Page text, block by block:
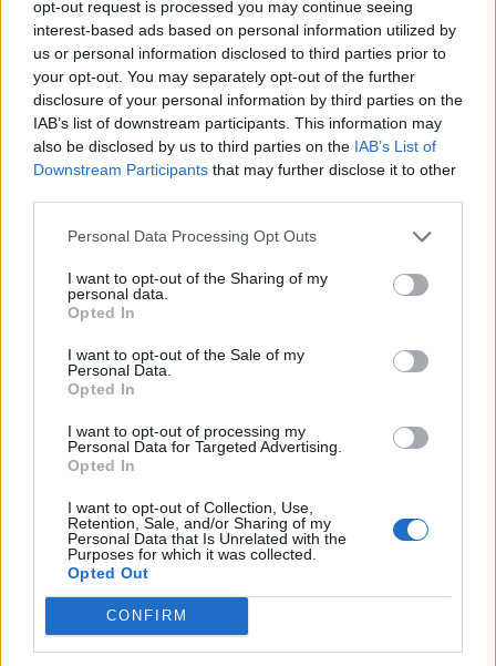
opt-out request is processed you may continue seeing
interest-based ads based on personal information utilized by
us or personal information disclosed to third parties prior to
your opt-out. You may separately opt-out of the further
disclosure of your personal information by third parties on the
IAB’s list of downstream participants. This information may
also be disclosed by us to third parties on the IAB’s List of
Downstream Participants that may further disclose it to other
Personal Data Processing Opt Outs
I want to opt-out of the Sharing of my
personal data.
Opted In
I want to opt-out of the Sale of my
Personal Data.
Opted In
I want to opt-out of processing my
Personal Data for Targeted Advertising.
Opted In
I want to opt-out of Collection, Use,
Retention, Sale, and/or Sharing of my
Personal Data that Is Unrelated with the
Purposes for which it was collected.
Opted Out
CONFIRM
ΓΕΎΣΗ - ΨΥΧΑΓΩΓΊΑ
Συνταγή: Ξεροτήγανα, το αγαπημένο
γλυκό της Κρήτης
7 Αυγούστου 2026 13:11
ΚΡΗΤΗ • ΜΑΤΙΕΣ ΣΤΟ ΠΑΡΕΛΘΟΝ
43 χρόνια από τη μέρα που ο
Παπαδόσηφος εκτέλεσε μέσα στο
δικαστήριο τον φονιά του γιου του
Δημοφιλή αυτή την εβδομάδα